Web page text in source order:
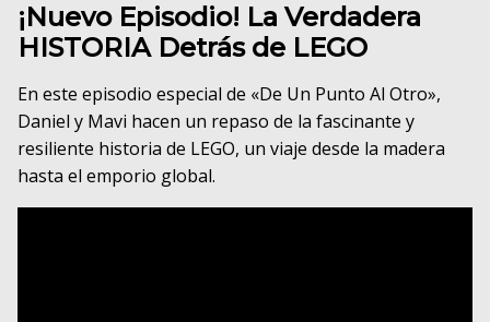
¡Nuevo Episodio! La Verdadera
HISTORIA Detrás de LEGO
En este episodio especial de «De Un Punto Al Otro»,
Daniel y Mavi hacen un repaso de la fascinante y
resiliente historia de LEGO, un viaje desde la madera
hasta el emporio global.